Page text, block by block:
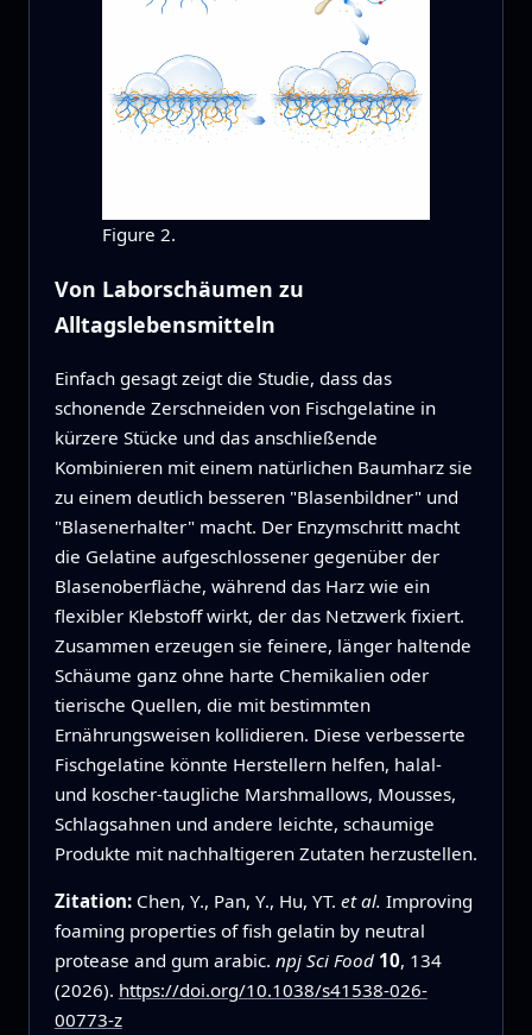
Figure 2.
Von Laborschäumen zu
Alltagslebensmitteln
Einfach gesagt zeigt die Studie, dass das
schonende Zerschneiden von Fischgelatine in
kürzere Stücke und das anschließende
Kombinieren mit einem natürlichen Baumharz sie
zu einem deutlich besseren "Blasenbildner" und
"Blasenerhalter" macht. Der Enzymschritt macht
die Gelatine aufgeschlossener gegenüber der
Blasenoberfläche, während das Harz wie ein
flexibler Klebstoff wirkt, der das Netzwerk fixiert.
Zusammen erzeugen sie feinere, länger haltende
Schäume ganz ohne harte Chemikalien oder
tierische Quellen, die mit bestimmten
Ernährungsweisen kollidieren. Diese verbesserte
Fischgelatine könnte Herstellern helfen, halal‑
und koscher‑taugliche Marshmallows, Mousses,
Schlagsahnen und andere leichte, schaumige
Produkte mit nachhaltigeren Zutaten herzustellen.
Zitation: Chen, Y., Pan, Y., Hu, YT. et al. Improving
foaming properties of fish gelatin by neutral
protease and gum arabic. npj Sci Food 10, 134
(2026). https://doi.org/10.1038/s41538-026-
00773-z